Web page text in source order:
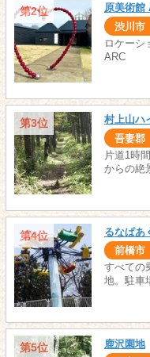
第2位 原美術館
渋川市
ロケー
ARC
第3位 村上山ハ
吾妻郡
片道1時
からの絶
第4位 るなぱあ
前橋市
すべての
地。駐車
第5位 鹿沢園地